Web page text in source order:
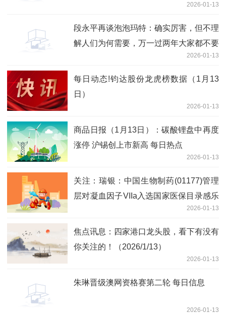
2026-01-13
段永平再谈泡泡玛特：确实厉害，但不理
解人们为何需要，万一过两年大家都不要
2026-01-13
每日动态!钧达股份龙虎榜数据（1月13
日）
2026-01-13
商品日报（1月13日）：碳酸锂盘中再度
涨停 沪锡创上市新高 每日热点
2026-01-13
关注：瑞银：中国生物制药(01177)管理
层对凝血因子VIIa入选国家医保目录感乐
2026-01-13
焦点讯息：四家港口龙头股，看下有没有
你关注的！（2026/1/13）
2026-01-13
朱琳晋级澳网资格赛第二轮 每日信息
2026-01-13